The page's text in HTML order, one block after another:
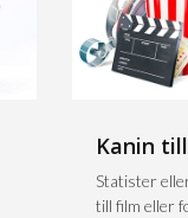
Kanin
Statister
till film eller